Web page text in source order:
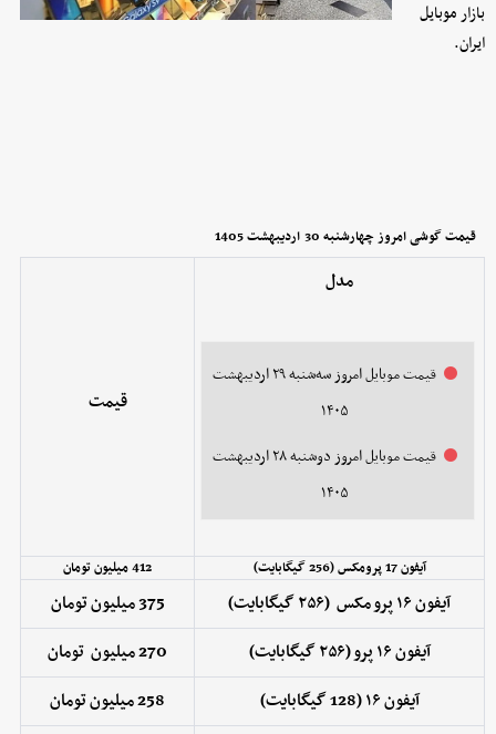
بازار موبایل
ایران.
قیمت گوشی امروز چهارشنبه 30 اردیبهشت 1405
مدل
قیمت موبایل‌ امروز سه‌شنبه ۲۹ اردیبهشت
۱۴۰۵
قیمت موبایل‌ امروز دوشنبه ۲۸ اردیبهشت
۱۴۰۵
قیمت
آیفون 17 پرومکس (256 گیگابایت) 412 میلیون تومان
آیفون ۱۶ پرو مکس (۲۵۶ گیگابایت)
375 میلیون تومان
آیفون ۱۶ پرو (۲۵۶ گیگابایت)
270 میلیون تومان
آیفون ۱۶ (128 گیگابایت)
258 میلیون تومان